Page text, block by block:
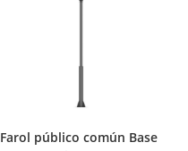
Farol público común Base